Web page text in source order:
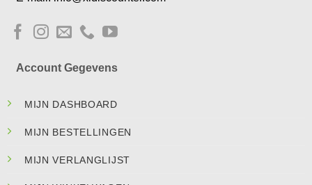
Account Gegevens
MIJN DASHBOARD
MIJN BESTELLINGEN
MIJN VERLANGLIJST